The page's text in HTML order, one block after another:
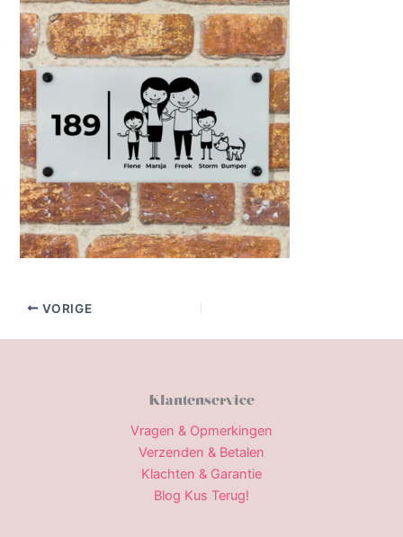
VORIGE
Klantenservice
Vragen & Opmerkingen
Verzenden & Betalen
Klachten & Garantie
Blog Kus Terug!